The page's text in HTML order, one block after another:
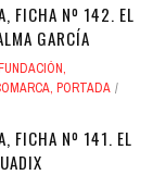
FICHA Nº 142. EL
GARCÍA
,
, PORTADA
FICHA Nº 141. EL